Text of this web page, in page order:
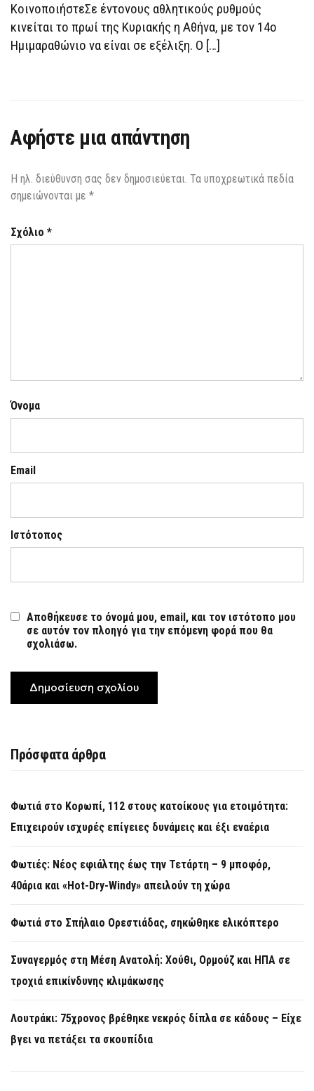
ΚοινοποιήστεΣε έντονους αθλητικούς ρυθμούς
κινείται το πρωί της Κυριακής η Αθήνα, με τον 14ο
Ημιμαραθώνιο να είναι σε εξέλιξη. Ο […]
Αφήστε μια απάντηση
Η ηλ. διεύθυνση σας δεν δημοσιεύεται. Τα υποχρεωτικά πεδία
σημειώνονται με *
Σχόλιο *
Όνομα
Email
Ιστότοπος
Αποθήκευσε το όνομά μου, email, και τον ιστότοπο μου
σε αυτόν τον πλοηγό για την επόμενη φορά που θα
σχολιάσω.
Πρόσφατα άρθρα
Φωτιά στο Κορωπί, 112 στους κατοίκους για ετοιμότητα:
Επιχειρούν ισχυρές επίγειες δυνάμεις και έξι εναέρια
Φωτιές: Νέος εφιάλτης έως την Τετάρτη – 9 μποφόρ,
40άρια και «Hot-Dry-Windy» απειλούν τη χώρα
Φωτιά στο Σπήλαιο Ορεστιάδας, σηκώθηκε ελικόπτερο
Συναγερμός στη Μέση Ανατολή: Χούθι, Ορμούζ και ΗΠΑ σε
τροχιά επικίνδυνης κλιμάκωσης
Λουτράκι: 75χρονος βρέθηκε νεκρός δίπλα σε κάδους – Είχε
βγει να πετάξει τα σκουπίδια